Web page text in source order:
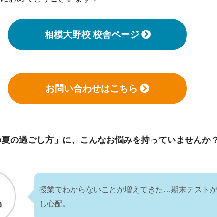
相模大野校 校舎ページ
お問い合わせはこちら
の過ごし方」に、 こんなお悩みを持っていませんか
授業でわからないことが増えてきた…期末テスト
し心配。